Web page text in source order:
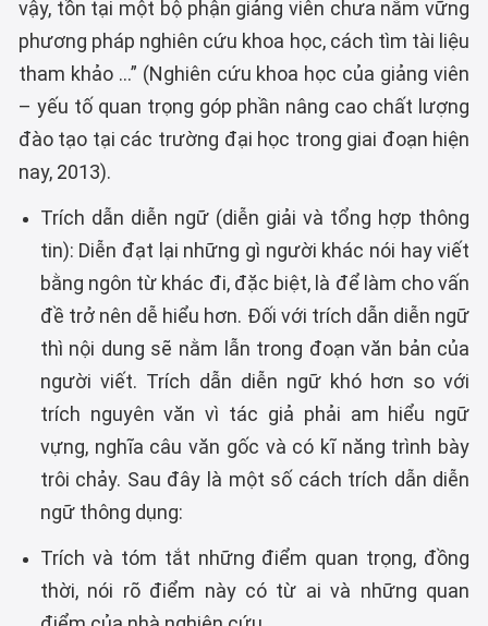
vậy, tồn tại một bộ phận giảng viên chưa nắm vững
phương pháp nghiên cứu khoa học, cách tìm tài liệu
tham khảo …” (Nghiên cứu khoa học của giảng viên
– yếu tố quan trọng góp phần nâng cao chất lượng
đào tạo tại các trường đại học trong giai đoạn hiện
nay, 2013).
Trích dẫn diễn ngữ (diễn giải và tổng hợp thông
tin): Diễn đạt lại những gì người khác nói hay viết
bằng ngôn từ khác đi, đặc biệt, là để làm cho vấn
đề trở nên dễ hiểu hơn. Đối với trích dẫn diễn ngữ
thì nội dung sẽ nằm lẫn trong đoạn văn bản của
người viết. Trích dẫn diễn ngữ khó hơn so với
trích nguyên văn vì tác giả phải am hiểu ngữ
vựng, nghĩa câu văn gốc và có kĩ năng trình bày
trôi chảy. Sau đây là một số cách trích dẫn diễn
ngữ thông dụng:
Trích và tóm tắt những điểm quan trọng, đồng
thời, nói rõ điểm này có từ ai và những quan